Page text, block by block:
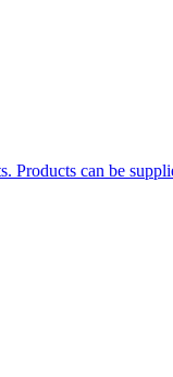
Products can be